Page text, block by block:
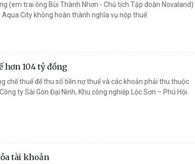
(em trai ông Bùi Thành Nhơn - Chủ tịch Tập đoàn Novaland)
City không hoàn thành nghĩa vụ nộp thuế.
hơn 104 tỷ đồng
chế thuế để thu số tiền nợ thuế và các khoản phải thu thuộc
ty Sài Gòn Đại Ninh, Khu công nghiệp Lộc Sơn – Phú Hội.
tài khoản